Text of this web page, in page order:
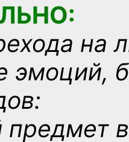
на
эмоций,
предмет